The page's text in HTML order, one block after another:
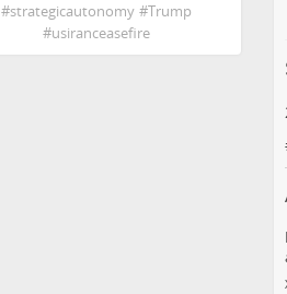
#strategicautonomy #Trump
#usiranceasefire